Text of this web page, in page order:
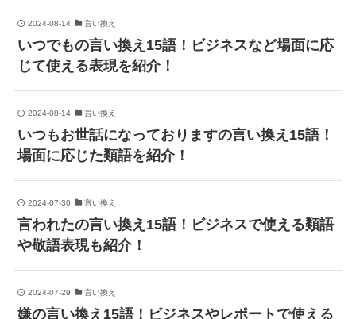
2024-08-14 言い換え
いつでもの言い換え15語！ビジネスなど場面に応
じて使える表現を紹介！
2024-08-14 言い換え
いつもお世話になっておりますの言い換え15語！
場面に応じた類語を紹介！
2024-07-30 言い換え
言われたの言い換え15語！ビジネスで使える類語
や敬語表現も紹介！
2024-07-29 言い換え
嫌の言い換え15語！ビジネスやレポートで使える